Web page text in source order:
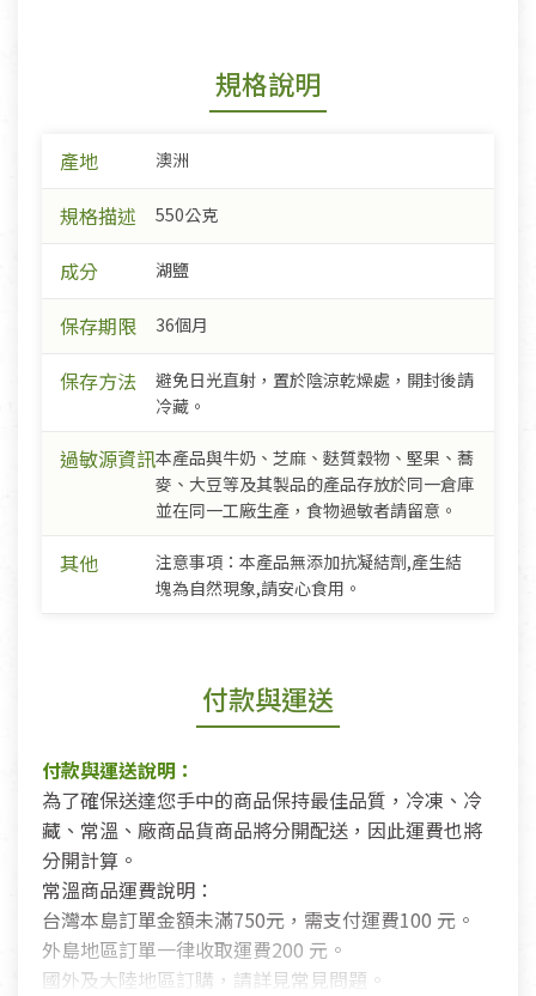
規格說明
產地 澳洲
規格描述 550公克
成分 湖鹽
保存期限 36個月
保存方法
避免日光直射，置於陰涼乾燥處，開封後請
冷藏。
過敏源資訊本產品與牛奶、芝麻、麩質穀物、堅果、蕎
麥、大豆等及其製品的產品存放於同一倉庫
並在同一工廠生產，食物過敏者請留意。
其他
注意事項：本產品無添加抗凝結劑,產生結
塊為自然現象,請安心食用。
付款與運送
付款與運送說明：
為了確保送達您手中的商品保持最佳品質，冷凍、冷
藏、常溫、廠商品貨商品將分開配送，因此運費也將
分開計算。
常溫商品運費說明：
台灣本島訂單金額未滿750元，需支付運費100 元。
外島地區訂單一律收取運費200 元。
國外及大陸地區訂購，請詳見常見問題。